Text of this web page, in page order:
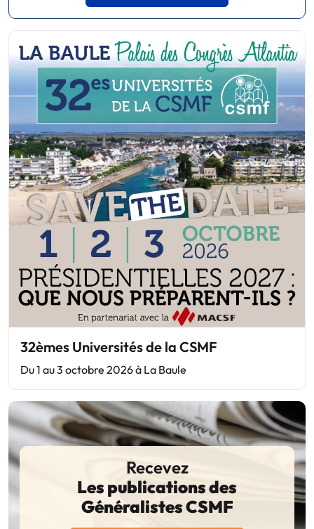
32èmes Universités de la CSMF
Du 1 au 3 octobre 2026 à La Baule
Recevez
Les publications des
Généralistes CSMF